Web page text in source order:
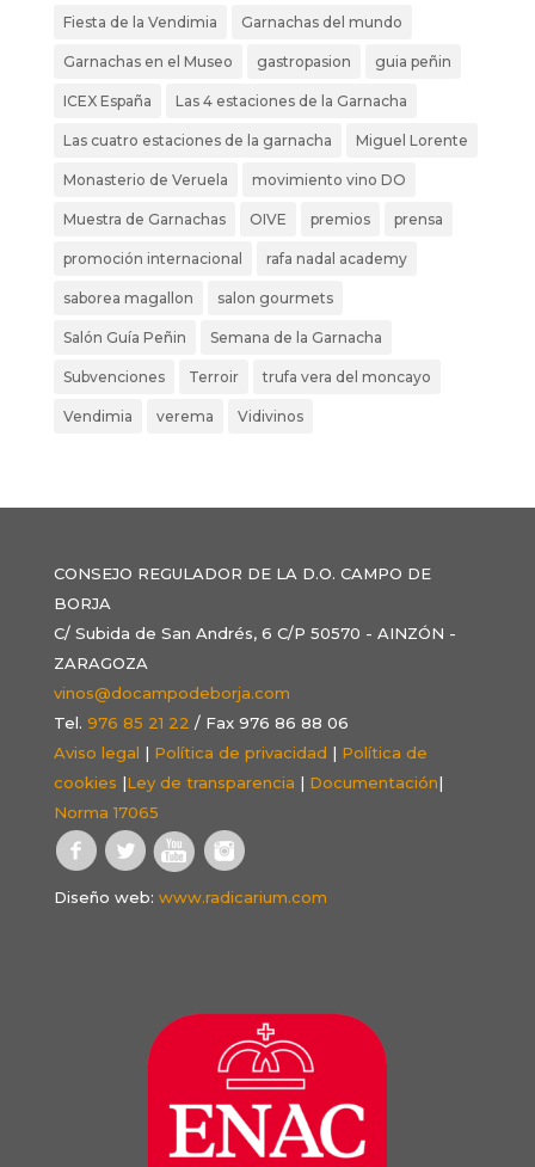
Fiesta de la Vendimia Garnachas del mundo
Garnachas en el Museo gastropasion guia peñin
ICEX España Las 4 estaciones de la Garnacha
Las cuatro estaciones de la garnacha Miguel Lorente
Monasterio de Veruela movimiento vino DO
Muestra de Garnachas OIVE premios prensa
promoción internacional rafa nadal academy
saborea magallon salon gourmets
Salón Guía Peñin Semana de la Garnacha
Subvenciones Terroir trufa vera del moncayo
Vendimia verema Vidivinos
CONSEJO REGULADOR DE LA D.O. CAMPO DE
BORJA
C/ Subida de San Andrés, 6 C/P 50570 - AINZÓN -
ZARAGOZA
vinos@docampodeborja.com
Tel. 976 85 21 22 / Fax 976 86 88 06
Aviso legal | Política de privacidad | Política de
cookies |Ley de transparencia | Documentación|
Norma 17065
Diseño web: www.radicarium.com